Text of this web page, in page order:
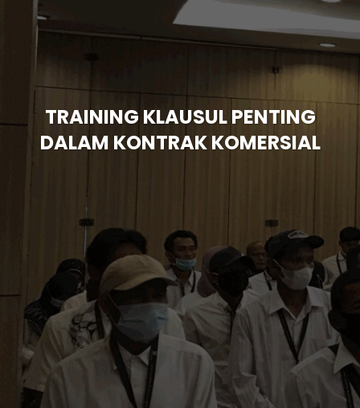
TRAINING KLAUSUL PENTING
DALAM KONTRAK KOMERSIAL